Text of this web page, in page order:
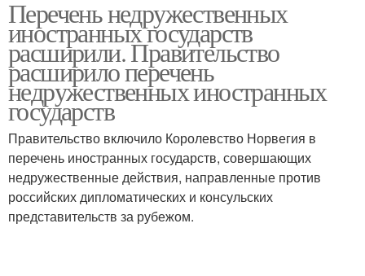
Перечень недружественных
иностранных государств
расширили. Правительство
расширило перечень
недружественных иностранных
государств
Правительство включило Королевство Норвегия в
перечень иностранных государств, совершающих
недружественные действия, направленные против
российских дипломатических и консульских
представительств за рубежом.